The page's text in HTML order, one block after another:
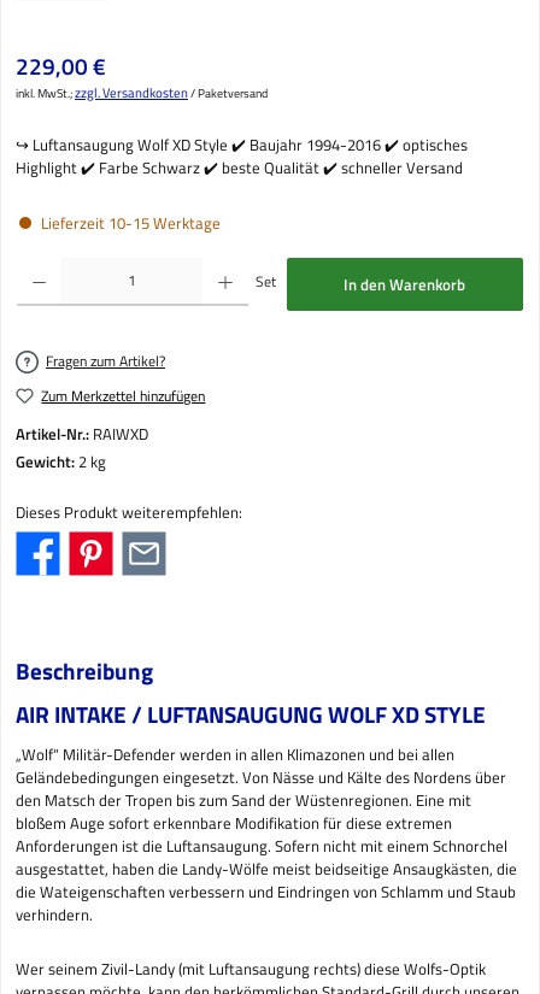
Regulärer Preis:
229,00 €
inkl. MwSt.;zzgl. Versandkosten/ Paketversand
↪️ Luftansaugung Wolf XD Style ✔️ Baujahr 1994-2016 ✔️ optisches
Highlight ✔️ Farbe Schwarz ✔️ beste Qualität ✔️ schneller Versand
Lieferzeit 10-15 Werktage
Produkt Anzahl: Gib den gewünschten Wert ein oder benutze die Schaltflächen um die
Set In den Warenkorb
Fragen zum Artikel?
Zum Merkzettel hinzufügen
Artikel-Nr.: RAIWXD
Gewicht:2 kg
Dieses Produkt weiterempfehlen:
Beschreibung
AIR INTAKE / LUFTANSAUGUNG WOLF XD STYLE
„Wolf“ Militär-Defender werden in allen Klimazonen und bei allen
Geländebedingungen eingesetzt. Von Nässe und Kälte des Nordens über
den Matsch der Tropen bis zum Sand der Wüstenregionen. Eine mit
bloßem Auge sofort erkennbare Modifikation für diese extremen
Anforderungen ist die Luftansaugung. Sofern nicht mit einem Schnorchel
ausgestattet, haben die Landy-Wölfe meist beidseitige Ansaugkästen, die
die Wateigenschaften verbessern und Eindringen von Schlamm und Staub
verhindern.
Wer seinem Zivil-Landy (mit Luftansaugung rechts) diese Wolfs-Optik